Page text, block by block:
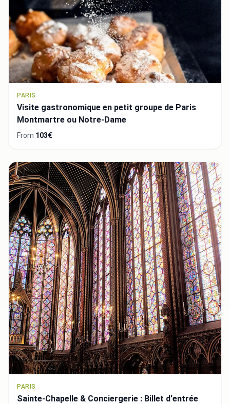
PARIS
Visite gastronomique en petit groupe de Paris
Montmartre ou Notre-Dame
From 103€
PARIS
Sainte-Chapelle & Conciergerie : Billet d'entrée